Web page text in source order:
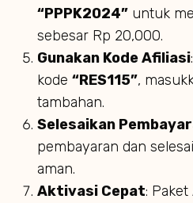
“PPPK2024” untuk
sebesar Rp 20,000.
Gunakan Kode Afiliasi
kode “RES115”,
tambahan.
Selesaikan
pembayaran dan
aman.
Aktivasi Cepat: Paket